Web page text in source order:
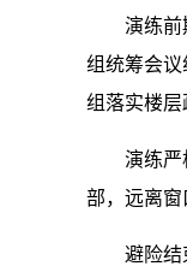
演练前
组统筹会
组落实楼层
演练严
部，远离窗
避险结